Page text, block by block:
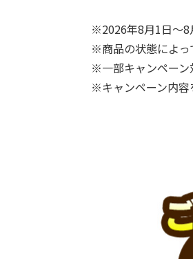
※2026年8月1日～8
※商品の状態によっ
※一部キャンペーン
※キャンペーン内容